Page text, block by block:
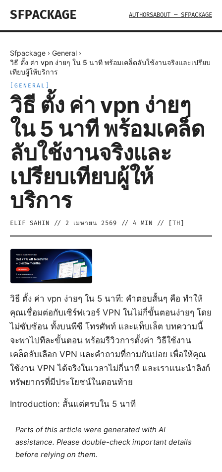
SFPACKAGE AUTHORSABOUT — SFPACKAGE
Sfpackage › General ›
วิธี ตั้ง ค่า vpn ง่ายๆ ใน 5 นาที พร้อมเคล็ดลับใช้งานจริงและเปรียบ
เทียบผู้ให้บริการ
GENERAL
วิธี ตั้ง ค่า vpn ง่ายๆ
ใน 5 นาที พร้อมเคล็ด
ลับใช้งานจริงและ
เปรียบเทียบผู้ให้
บริการ
ELIF SAHIN // 2 เมษายน 2569 // 4 MIN // [ TH
วิธี ตั้ง ค่า vpn ง่ายๆ ใน 5 นาที: คำตอบสั้นๆ คือ ทำให้
คุณเชื่อมต่อกับเซิร์ฟเวอร์ VPN ในไม่กี่ขั้นตอนง่ายๆ โดย
ไม่ซับซ้อน ทั้งบนพีซี โทรศัพท์ และแท็บเล็ต บทความนี้
จะพาไปทีละขั้นตอน พร้อมรีวิวการตั้งค่า วิธีใช้งาน
เคล็ดลับเลือก VPN และคำถามที่ถามกันบ่อย เพื่อให้คุณ
ใช้งาน VPN ได้จริงในเวลาไม่กี่นาที และเราแนะนำลิงก์
ทรัพยากรที่มีประโยชน์ในตอนท้าย
Introduction: สั้นแต่ครบใน 5 นาที
Parts of this article were generated with AI
assistance. Please double-check important details
before relying on them.